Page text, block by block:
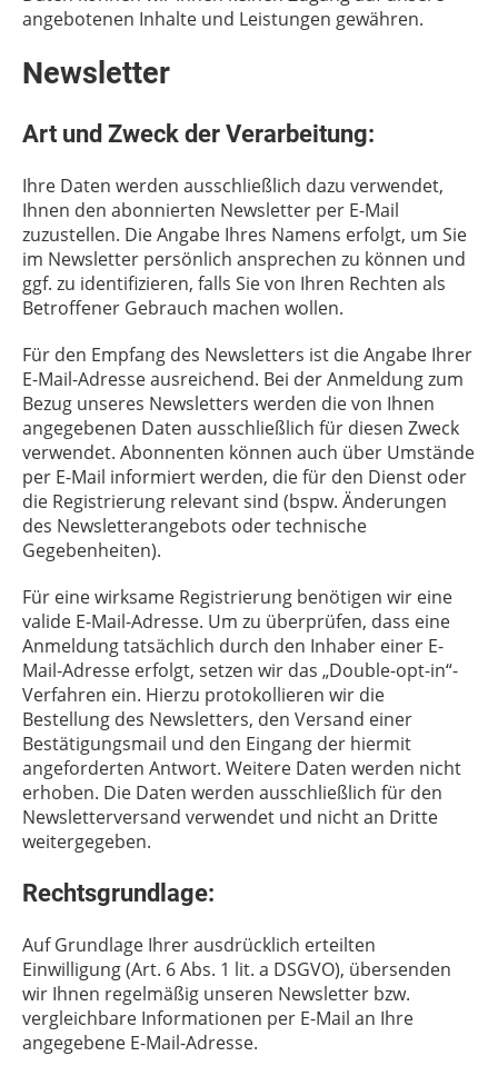
angebotenen Inhalte und Leistungen gewähren.
Newsletter
Art und Zweck der Verarbeitung:
Ihre Daten werden ausschließlich dazu verwendet,
Ihnen den abonnierten Newsletter per E-Mail
zuzustellen. Die Angabe Ihres Namens erfolgt, um Sie
im Newsletter persönlich ansprechen zu können und
ggf. zu identifizieren, falls Sie von Ihren Rechten als
Betroffener Gebrauch machen wollen.
Für den Empfang des Newsletters ist die Angabe Ihrer
E-Mail-Adresse ausreichend. Bei der Anmeldung zum
Bezug unseres Newsletters werden die von Ihnen
angegebenen Daten ausschließlich für diesen Zweck
verwendet. Abonnenten können auch über Umstände
per E-Mail informiert werden, die für den Dienst oder
die Registrierung relevant sind (bspw. Änderungen
des Newsletterangebots oder technische
Gegebenheiten).
Für eine wirksame Registrierung benötigen wir eine
valide E-Mail-Adresse. Um zu überprüfen, dass eine
Anmeldung tatsächlich durch den Inhaber einer E-
Mail-Adresse erfolgt, setzen wir das „Double-opt-in“-
Verfahren ein. Hierzu protokollieren wir die
Bestellung des Newsletters, den Versand einer
Bestätigungsmail und den Eingang der hiermit
angeforderten Antwort. Weitere Daten werden nicht
erhoben. Die Daten werden ausschließlich für den
Newsletterversand verwendet und nicht an Dritte
weitergegeben.
Rechtsgrundlage:
Auf Grundlage Ihrer ausdrücklich erteilten
Einwilligung (Art. 6 Abs. 1 lit. a DSGVO), übersenden
wir Ihnen regelmäßig unseren Newsletter bzw.
vergleichbare Informationen per E-Mail an Ihre
angegebene E-Mail-Adresse.